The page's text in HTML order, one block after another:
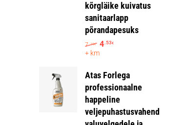
kõrgläike kuivatus
sanitaarlapp
põrandapesuks
7.19€ 4.53€
+ km
Atas Forlega
professionaalne
happeline
veljepuhastusvahend